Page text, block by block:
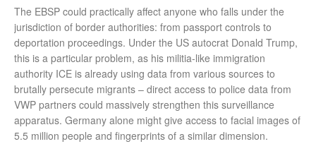
The EBSP could practically affect anyone who falls under the
jurisdiction of border authorities: from passport controls to
deportation proceedings. Under the US autocrat Donald Trump,
this is a particular problem, as his militia-like immigration
authority ICE is already using data from various sources to
brutally persecute migrants – direct access to police data from
VWP partners could massively strengthen this surveillance
apparatus. Germany alone might give access to facial images of
5.5 million people and fingerprints of a similar dimension.